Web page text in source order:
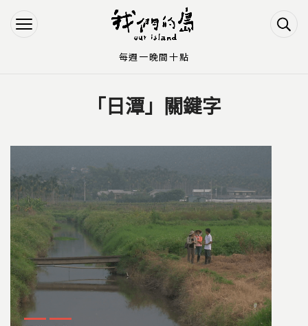
Jump to Navigation
Jump to Main content
「日潭」關鍵字
每週一晚間十點